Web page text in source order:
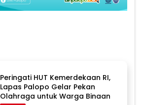
Peringati HUT Kemerdekaan RI,
Lapas Palopo Gelar Pekan
Olahraga untuk Warga Binaan